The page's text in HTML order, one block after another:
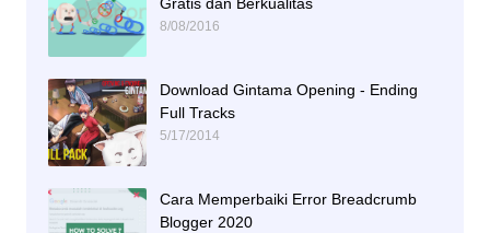
8/08/2016
Download Gintama Opening - Ending
Full Tracks
5/17/2014
Cara Memperbaiki Error Breadcrumb
Blogger 2020